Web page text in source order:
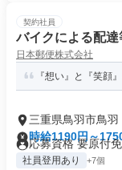
契約社員
バイクによる配達
日本郵便株式会社
『想い』と『笑顔
三重県鳥羽市鳥羽
時給1190円～
応募資格 要原付
社員登用あり +7個